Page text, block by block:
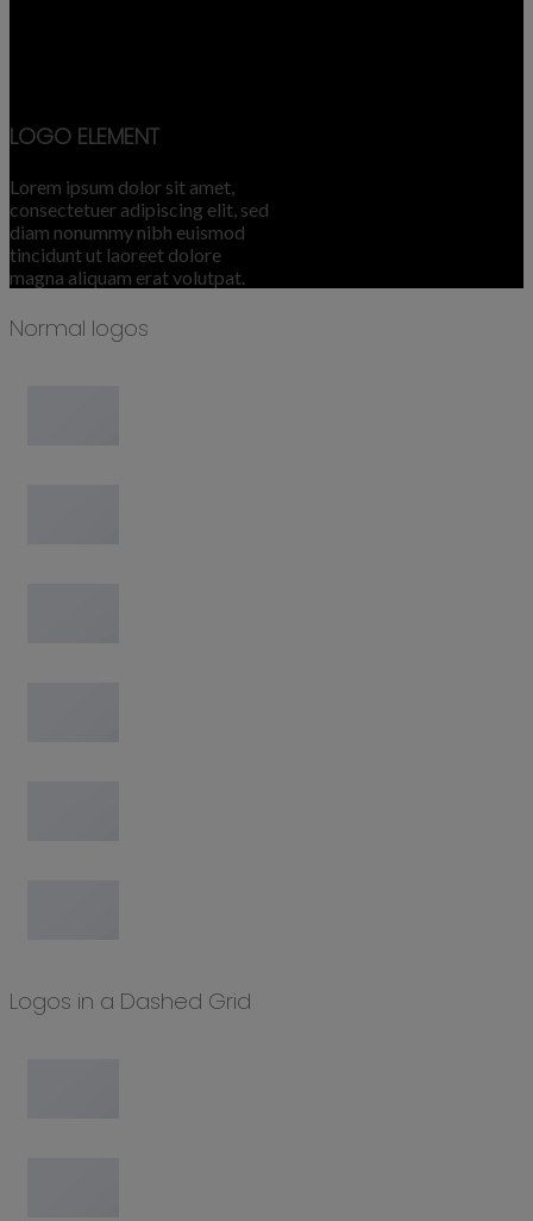
LOGO ELEMENT
Lorem ipsum dolor sit amet,
consectetuer adipiscing elit, sed
diam nonummy nibh euismod
tincidunt ut laoreet dolore
magna aliquam erat volutpat.
Normal logos
Logos in a Dashed Grid